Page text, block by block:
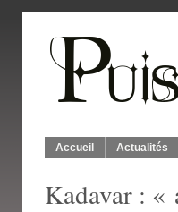
Accueil Actualités
Kadavar : «